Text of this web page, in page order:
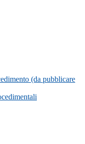
(da pubblicare